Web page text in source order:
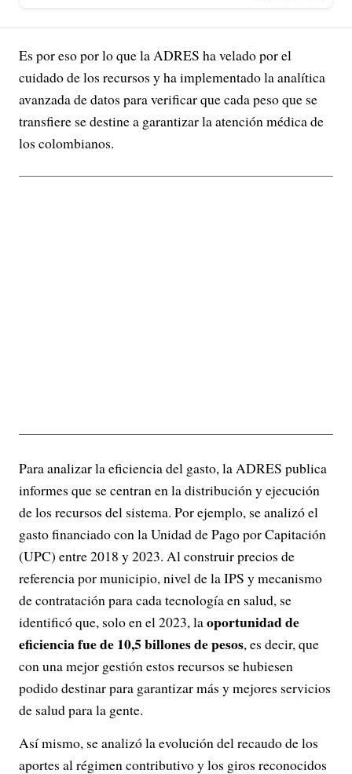
Es por eso por lo que la ADRES ha velado por el
cuidado de los recursos y ha implementado la analítica
avanzada de datos para verificar que cada peso que se
transfiere se destine a garantizar la atención médica de
los colombianos.
Para analizar la eficiencia del gasto, la ADRES publica
informes que se centran en la distribución y ejecución
de los recursos del sistema. Por ejemplo, se analizó el
gasto financiado con la Unidad de Pago por Capitación
(UPC) entre 2018 y 2023. Al construir precios de
referencia por municipio, nivel de la IPS y mecanismo
de contratación para cada tecnología en salud, se
identificó que, solo en el 2023, laoportunidad de
eficiencia fue de 10,5 billones de pesos, es decir, que
con una mejor gestión estos recursos se hubiesen
podido destinar para garantizar más y mejores servicios
de salud para la gente.
Así mismo, se analizó la evolución del recaudo de los
aportes al régimen contributivo y los giros reconocidos